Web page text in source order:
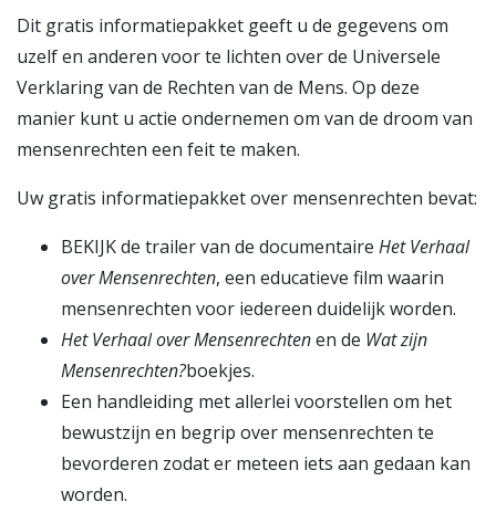
Dit gratis informatiepakket geeft u de gegevens om
uzelf en anderen voor te lichten over de Universele
Verklaring van de Rechten van de Mens. Op deze
manier kunt u actie ondernemen om van de droom van
mensenrechten een feit te maken.
Uw gratis informatiepakket over mensenrechten bevat:
BEKIJK de trailer van de documentaire Het Verhaal
over Mensenrechten, een educatieve film waarin
mensenrechten voor iedereen duidelijk worden.
Het Verhaal over Mensenrechtenen de Wat zijn
Mensenrechten?boekjes.
Een handleiding met allerlei voorstellen om het
bewustzijn en begrip over mensenrechten te
bevorderen zodat er meteen iets aan gedaan kan
worden.